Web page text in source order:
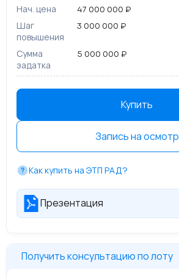
Нач. цена 47 000 000 ₽
Шаг
повышения
3 000 000 ₽
Сумма
задатка
5 000 000 ₽
Купить
Запись на осмотр
Как купить на ЭТП РАД?
Презентация
Получить консультацию по лоту